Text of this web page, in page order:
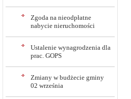
Zgoda na nieodpłatne
nabycie nieruchomości
Ustalenie wynagrodzenia dla
prac. GOPS
Zmiany w budżecie gminy
02 września